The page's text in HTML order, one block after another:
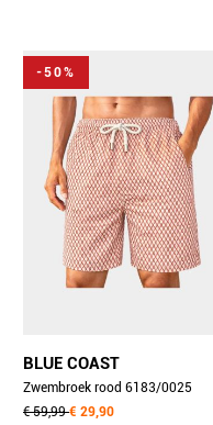
-50%
BLUE COAST
Zwembroek rood 6183/0025
€ 59,99€ 29,90